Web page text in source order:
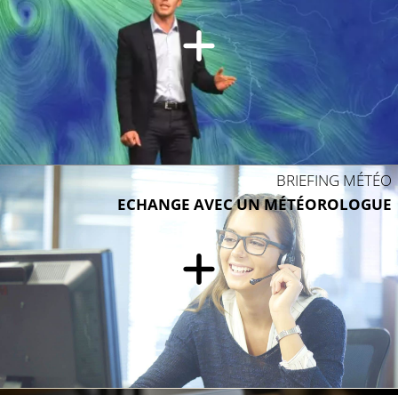
BRIEFING MÉTÉO
ECHANGE AVEC UN MÉTÉOROLOGUE